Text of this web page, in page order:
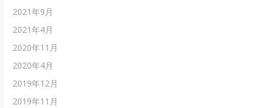
2021年9月
2021年4月
2020年11月
2020年4月
2019年12月
2019年11月